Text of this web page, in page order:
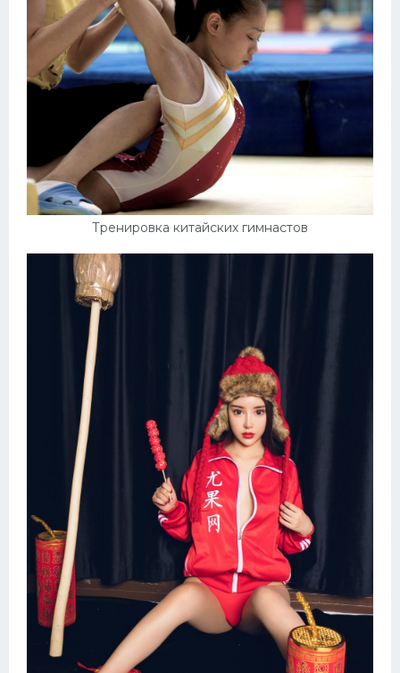
Тренировка китайских гимнастов